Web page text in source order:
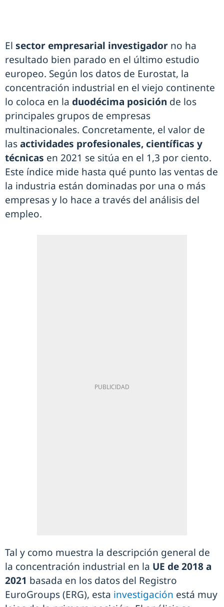
El sector empresarial investigador no ha
resultado bien parado en el último estudio
europeo. Según los datos de Eurostat, la
concentración industrial en el viejo continente
lo coloca en la duodécima posición de los
principales grupos de empresas
multinacionales. Concretamente, el valor de
lasactividades profesionales, científicas y
técnicas en 2021 se sitúa en el 1,3 por ciento.
Este índice mide hasta qué punto las ventas de
la industria están dominadas por una o más
empresas y lo hace a través del análisis del
empleo.
Tal y como muestra la descripción general de
la concentración industrial en la UE de 2018 a
2021 basada en los datos del Registro
EuroGroups (ERG), esta investigación está muy